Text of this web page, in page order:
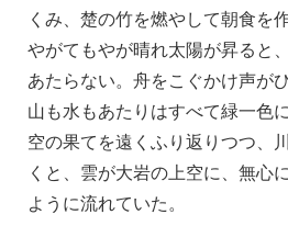
くみ、楚の竹を燃やして朝食を作
やがてもやが晴れ太陽が昇ると
あたらない。舟をこぐかけ声が
山も水もあたりはすべて緑一色
空の果てを遠くふり返りつつ、
くと、雲が大岩の上空に、無心
ように流れていた。